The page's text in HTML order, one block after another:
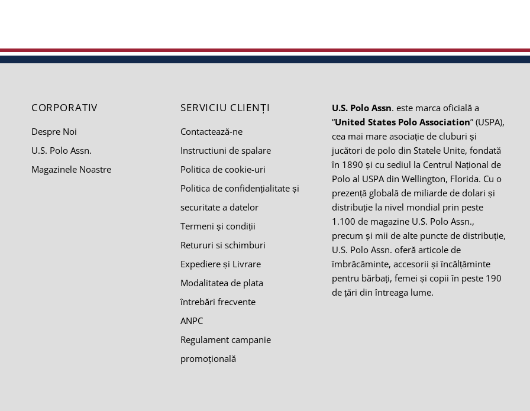
U.S. Polo Assn. este marca oficială a
“United States Polo Association” (USPA),
cea mai mare asociație de cluburi și
jucători de polo din Statele Unite, fondată
în 1890 și cu sediul la Centrul Național de
Polo al USPA din Wellington, Florida. Cu o
prezență globală de miliarde de dolari și
distribuție la nivel mondial prin peste
1.100 de magazine U.S. Polo Assn.,
precum și mii de alte puncte de distribuție,
U.S. Polo Assn. oferă articole de
îmbrăcăminte, accesorii și încălțăminte
pentru bărbați, femei și copii în peste 190
de țări din întreaga lume.
CORPORATIV
Despre Noi
U.S. Polo Assn.
Magazinele Noastre
SERVICIU CLIENȚI
Contactează-ne
Instructiuni de spalare
Politica de cookie-uri
Politica de confidențialitate și
securitate a datelor
Termeni și condiții
Retururi si schimburi
Expediere și Livrare
Modalitatea de plata
întrebări frecvente
ANPC
Regulament campanie
promoţională